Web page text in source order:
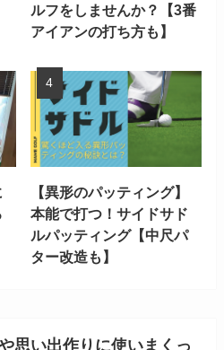
ルフをしませんか？【3番
アイアンの打ち方も】
【異形のパッティング】
本能で打つ！サイドサド
ルパッティング【中尺パ
ター改造も】
思い出作りに使いまくっ